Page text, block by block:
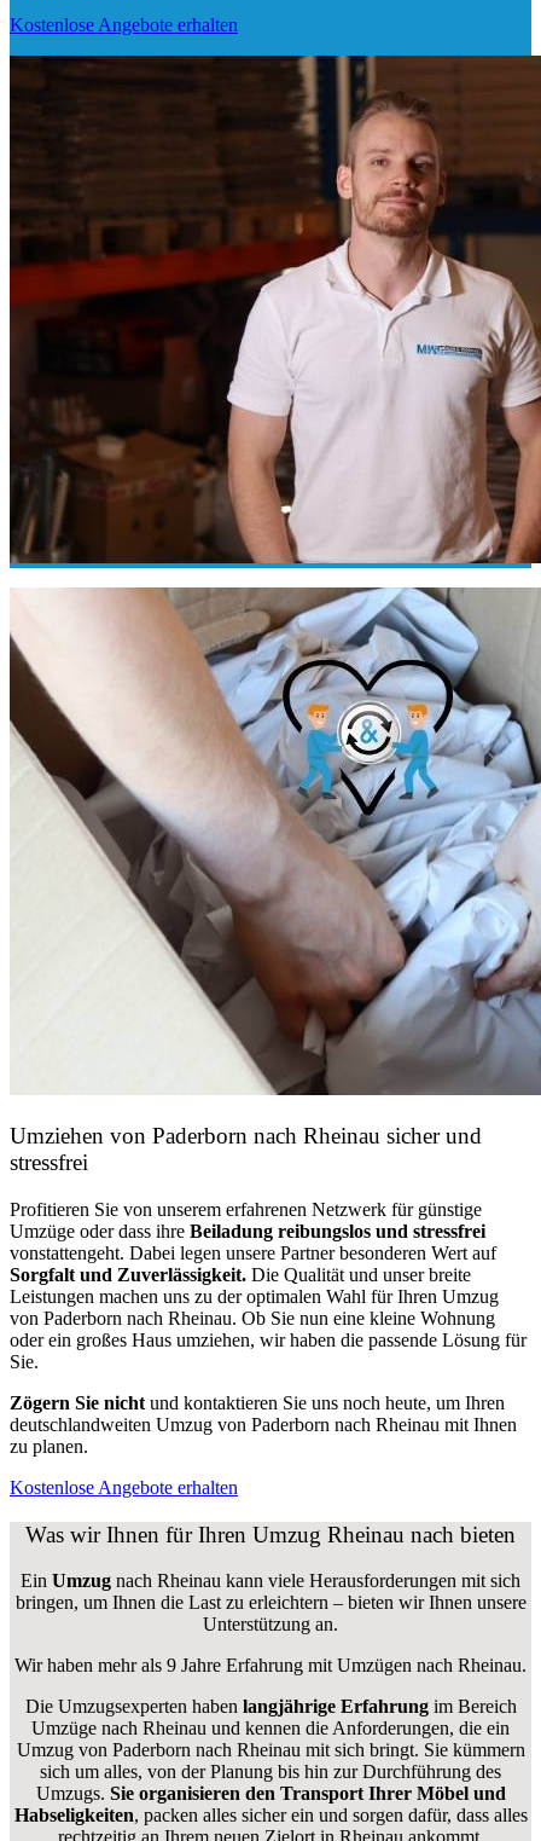
Kostenlose Angebote erhalten
Umziehen von Paderborn nach Rheinau sicher und
stressfrei
Profitieren Sie von unserem erfahrenen Netzwerk für günstige
Umzüge oder dass ihre Beiladung reibungslos und stressfrei
vonstattengeht. Dabei legen unsere Partner besonderen Wert auf
Sorgfalt und Zuverlässigkeit. Die Qualität und unser breite
Leistungen machen uns zu der optimalen Wahl für Ihren Umzug
von Paderborn nach Rheinau. Ob Sie nun eine kleine Wohnung
oder ein großes Haus umziehen, wir haben die passende Lösung für
Sie.
Zögern Sie nicht und kontaktieren Sie uns noch heute, um Ihren
deutschlandweiten Umzug von Paderborn nach Rheinau mit Ihnen
zu planen.
Kostenlose Angebote erhalten
Was wir Ihnen für Ihren Umzug Rheinau nach bieten
Ein Umzug nach Rheinau kann viele Herausforderungen mit sich
bringen, um Ihnen die Last zu erleichtern – bieten wir Ihnen unsere
Unterstützung an.
Wir haben mehr als 9 Jahre Erfahrung mit Umzügen nach Rheinau.
Die Umzugsexperten haben langjährige Erfahrungim Bereich
Umzüge nach Rheinau und kennen die Anforderungen, die ein
Umzug von Paderborn nach Rheinau mit sich bringt. Sie kümmern
sich um alles, von der Planung bis hin zur Durchführung des
Umzugs. Sie organisieren den Transport Ihrer Möbel und
Habseligkeiten, packen alles sicher ein und sorgen dafür, dass alles